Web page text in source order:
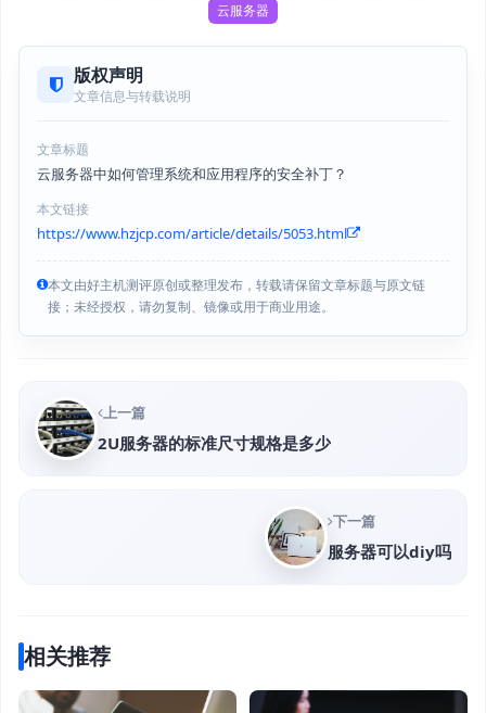
云服务器
版权声明
文章信息与转载说明
文章标题
云服务器中如何管理系统和应用程序的安全补丁？
本文链接
https://www.hzjcp.com/article/details/5053.html
本文由好主机测评原创或整理发布，转载请保留文章标题与原文链
接；未经授权，请勿复制、镜像或用于商业用途。
上一篇
2U服务器的标准尺寸规格是多少
下一篇
服务器可以diy吗
相关推荐